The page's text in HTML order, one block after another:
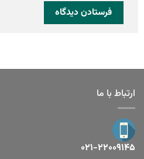
ارتباط با ما
۰۲۱-۲۲۰۰۹۱۴۵